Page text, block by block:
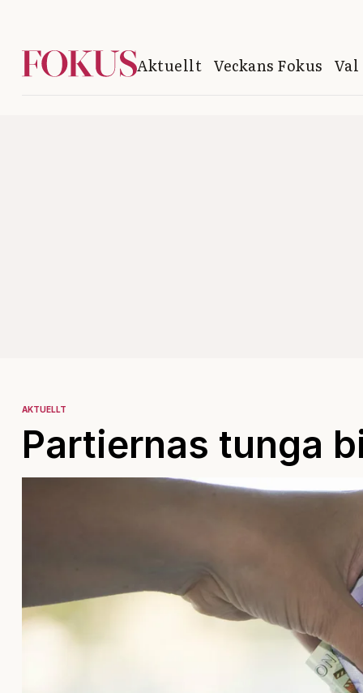
Aktuellt Veckans Fokus Val
AKTUELLT
Partiernas tunga